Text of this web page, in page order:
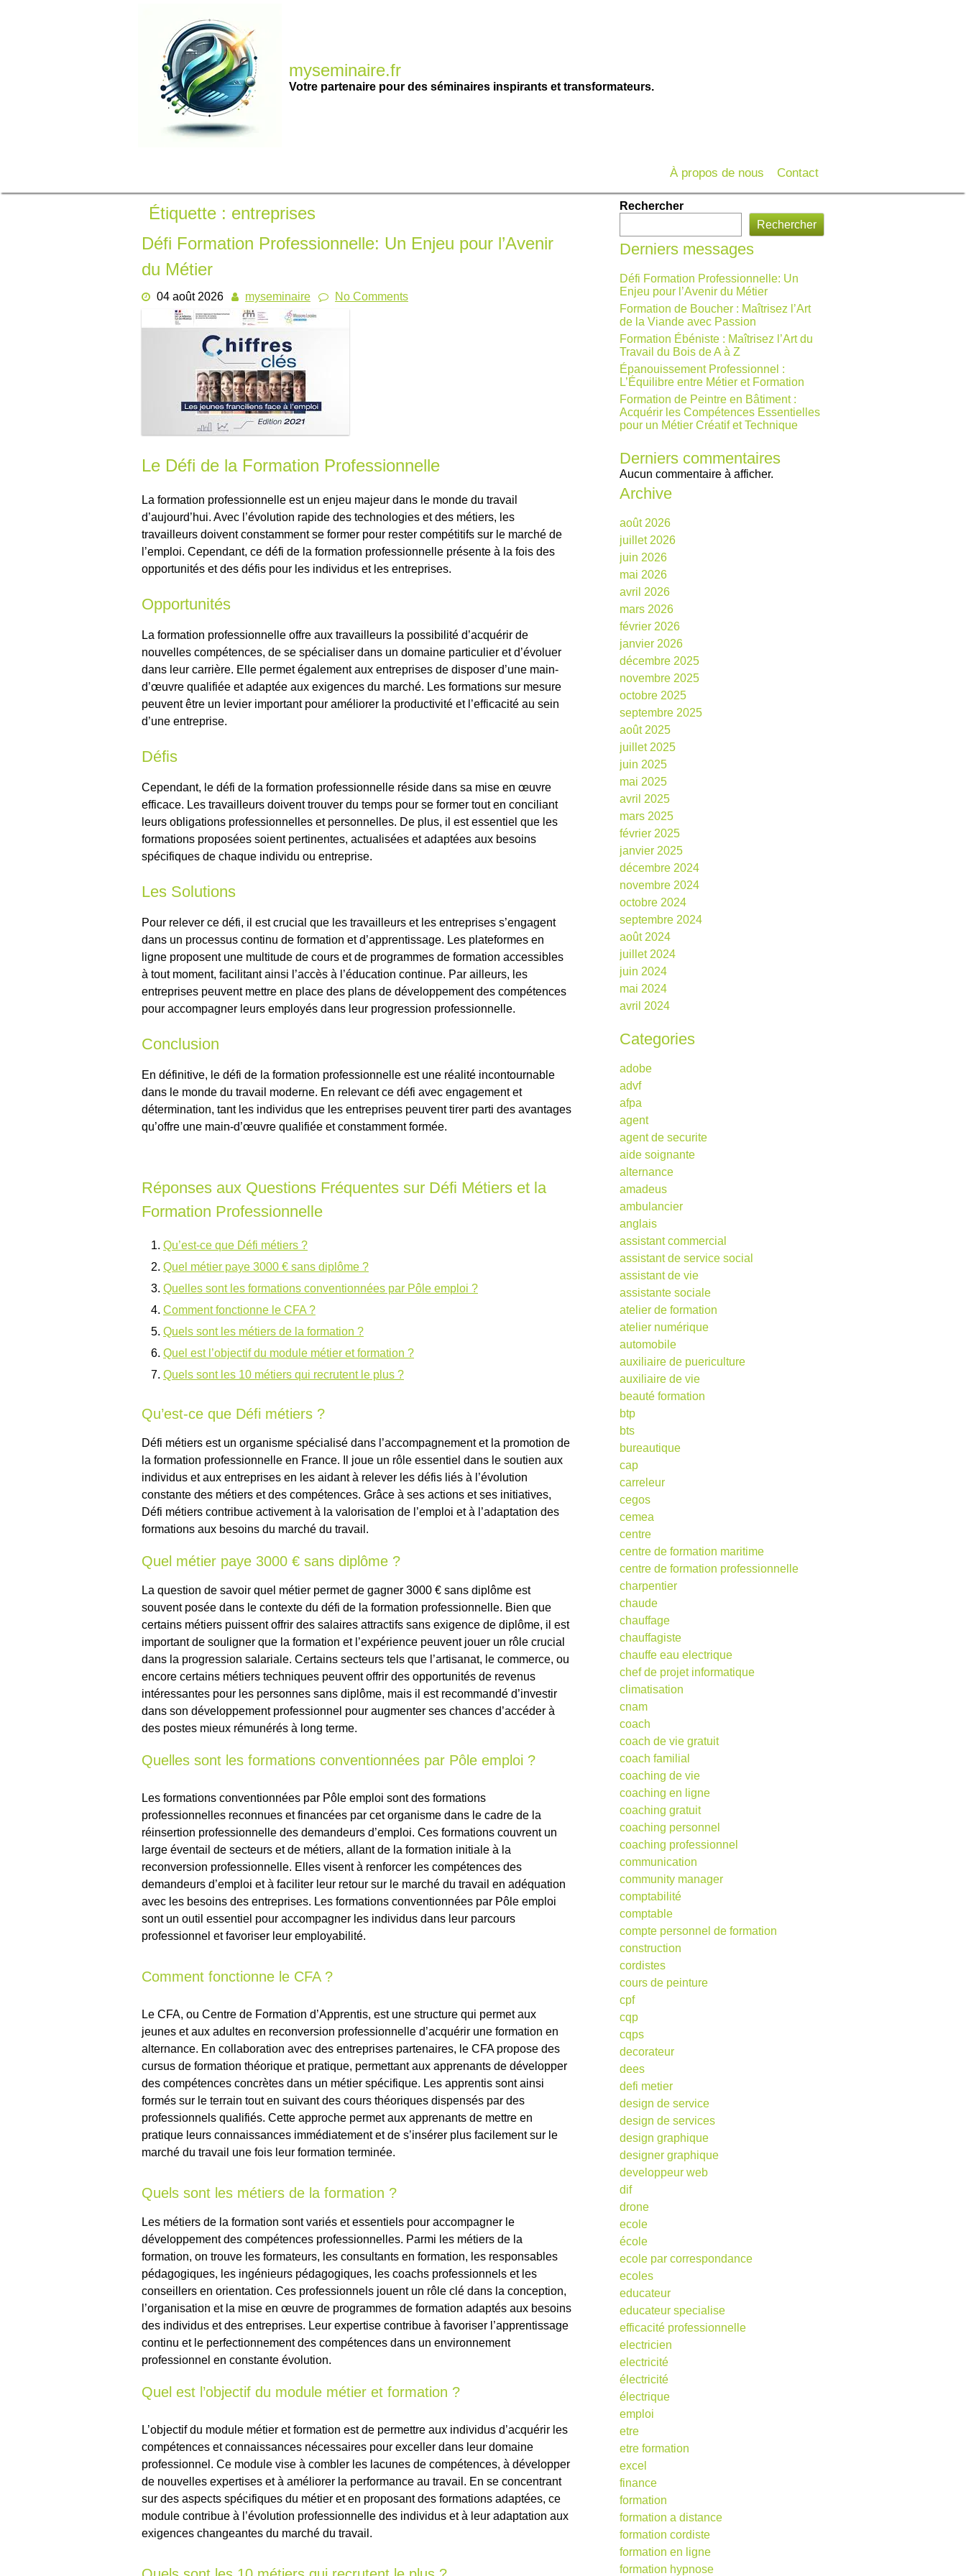
myseminaire.fr
Votre partenaire pour des séminaires inspirants et transformateurs.
À propos de nous Contact
Étiquette : entreprises
Défi Formation Professionnelle: Un Enjeu pour l’Avenir
du Métier
04 août 2026 myseminaire No Comments
Le Défi de la Formation Professionnelle
La formation professionnelle est un enjeu majeur dans le monde du travail
d’aujourd’hui. Avec l’évolution rapide des technologies et des métiers, les
travailleurs doivent constamment se former pour rester compétitifs sur le marché de
l’emploi. Cependant, ce défi de la formation professionnelle présente à la fois des
opportunités et des défis pour les individus et les entreprises.
Opportunités
La formation professionnelle offre aux travailleurs la possibilité d’acquérir de
nouvelles compétences, de se spécialiser dans un domaine particulier et d’évoluer
dans leur carrière. Elle permet également aux entreprises de disposer d’une main-
d’œuvre qualifiée et adaptée aux exigences du marché. Les formations sur mesure
peuvent être un levier important pour améliorer la productivité et l’efficacité au sein
d’une entreprise.
Défis
Cependant, le défi de la formation professionnelle réside dans sa mise en œuvre
efficace. Les travailleurs doivent trouver du temps pour se former tout en conciliant
leurs obligations professionnelles et personnelles. De plus, il est essentiel que les
formations proposées soient pertinentes, actualisées et adaptées aux besoins
spécifiques de chaque individu ou entreprise.
Les Solutions
Pour relever ce défi, il est crucial que les travailleurs et les entreprises s’engagent
dans un processus continu de formation et d’apprentissage. Les plateformes en
ligne proposent une multitude de cours et de programmes de formation accessibles
à tout moment, facilitant ainsi l’accès à l’éducation continue. Par ailleurs, les
entreprises peuvent mettre en place des plans de développement des compétences
pour accompagner leurs employés dans leur progression professionnelle.
Conclusion
En définitive, le défi de la formation professionnelle est une réalité incontournable
dans le monde du travail moderne. En relevant ce défi avec engagement et
détermination, tant les individus que les entreprises peuvent tirer parti des avantages
qu’offre une main-d’œuvre qualifiée et constamment formée.
Réponses aux Questions Fréquentes sur Défi Métiers et la
Formation Professionnelle
Qu’est-ce que Défi métiers ?
Quel métier paye 3000 € sans diplôme ?
Quelles sont les formations conventionnées par Pôle emploi ?
Comment fonctionne le CFA ?
Quels sont les métiers de la formation ?
Quel est l’objectif du module métier et formation ?
Quels sont les 10 métiers qui recrutent le plus ?
Qu’est-ce que Défi métiers ?
Défi métiers est un organisme spécialisé dans l’accompagnement et la promotion de
la formation professionnelle en France. Il joue un rôle essentiel dans le soutien aux
individus et aux entreprises en les aidant à relever les défis liés à l’évolution
constante des métiers et des compétences. Grâce à ses actions et ses initiatives,
Défi métiers contribue activement à la valorisation de l’emploi et à l’adaptation des
formations aux besoins du marché du travail.
Quel métier paye 3000 € sans diplôme ?
La question de savoir quel métier permet de gagner 3000 € sans diplôme est
souvent posée dans le contexte du défi de la formation professionnelle. Bien que
certains métiers puissent offrir des salaires attractifs sans exigence de diplôme, il est
important de souligner que la formation et l’expérience peuvent jouer un rôle crucial
dans la progression salariale. Certains secteurs tels que l’artisanat, le commerce, ou
encore certains métiers techniques peuvent offrir des opportunités de revenus
intéressantes pour les personnes sans diplôme, mais il est recommandé d’investir
dans son développement professionnel pour augmenter ses chances d’accéder à
des postes mieux rémunérés à long terme.
Quelles sont les formations conventionnées par Pôle emploi ?
Les formations conventionnées par Pôle emploi sont des formations
professionnelles reconnues et financées par cet organisme dans le cadre de la
réinsertion professionnelle des demandeurs d’emploi. Ces formations couvrent un
large éventail de secteurs et de métiers, allant de la formation initiale à la
reconversion professionnelle. Elles visent à renforcer les compétences des
demandeurs d’emploi et à faciliter leur retour sur le marché du travail en adéquation
avec les besoins des entreprises. Les formations conventionnées par Pôle emploi
sont un outil essentiel pour accompagner les individus dans leur parcours
professionnel et favoriser leur employabilité.
Comment fonctionne le CFA ?
Le CFA, ou Centre de Formation d’Apprentis, est une structure qui permet aux
jeunes et aux adultes en reconversion professionnelle d’acquérir une formation en
alternance. En collaboration avec des entreprises partenaires, le CFA propose des
cursus de formation théorique et pratique, permettant aux apprenants de développer
des compétences concrètes dans un métier spécifique. Les apprentis sont ainsi
formés sur le terrain tout en suivant des cours théoriques dispensés par des
professionnels qualifiés. Cette approche permet aux apprenants de mettre en
pratique leurs connaissances immédiatement et de s’insérer plus facilement sur le
marché du travail une fois leur formation terminée.
Quels sont les métiers de la formation ?
Les métiers de la formation sont variés et essentiels pour accompagner le
développement des compétences professionnelles. Parmi les métiers de la
formation, on trouve les formateurs, les consultants en formation, les responsables
pédagogiques, les ingénieurs pédagogiques, les coachs professionnels et les
conseillers en orientation. Ces professionnels jouent un rôle clé dans la conception,
l’organisation et la mise en œuvre de programmes de formation adaptés aux besoins
des individus et des entreprises. Leur expertise contribue à favoriser l’apprentissage
continu et le perfectionnement des compétences dans un environnement
professionnel en constante évolution.
Quel est l’objectif du module métier et formation ?
L’objectif du module métier et formation est de permettre aux individus d’acquérir les
compétences et connaissances nécessaires pour exceller dans leur domaine
professionnel. Ce module vise à combler les lacunes de compétences, à développer
de nouvelles expertises et à améliorer la performance au travail. En se concentrant
sur des aspects spécifiques du métier et en proposant des formations adaptées, ce
module contribue à l’évolution professionnelle des individus et à leur adaptation aux
exigences changeantes du marché du travail.
Rechercher
Rechercher
Derniers messages
Défi Formation Professionnelle: Un
Enjeu pour l’Avenir du Métier
Formation de Boucher : Maîtrisez l’Art
de la Viande avec Passion
Formation Ébéniste : Maîtrisez l’Art du
Travail du Bois de A à Z
Épanouissement Professionnel :
L’Équilibre entre Métier et Formation
Formation de Peintre en Bâtiment :
Acquérir les Compétences Essentielles
pour un Métier Créatif et Technique
Derniers commentaires
Aucun commentaire à afficher.
Archive
août 2026
juillet 2026
juin 2026
mai 2026
avril 2026
mars 2026
février 2026
janvier 2026
décembre 2025
novembre 2025
octobre 2025
septembre 2025
août 2025
juillet 2025
juin 2025
mai 2025
avril 2025
mars 2025
février 2025
janvier 2025
décembre 2024
novembre 2024
octobre 2024
septembre 2024
août 2024
juillet 2024
juin 2024
mai 2024
avril 2024
Categories
adobe
advf
afpa
agent
agent de securite
aide soignante
alternance
amadeus
ambulancier
anglais
assistant commercial
assistant de service social
assistant de vie
assistante sociale
atelier de formation
atelier numérique
automobile
auxiliaire de puericulture
auxiliaire de vie
beauté formation
btp
bts
bureautique
cap
carreleur
cegos
cemea
centre
centre de formation maritime
centre de formation professionnelle
charpentier
chaude
chauffage
chauffagiste
chauffe eau electrique
chef de projet informatique
climatisation
cnam
coach
coach de vie gratuit
coach familial
coaching de vie
coaching en ligne
coaching gratuit
coaching personnel
coaching professionnel
communication
community manager
comptabilité
comptable
compte personnel de formation
construction
cordistes
cours de peinture
cpf
cqp
cqps
decorateur
dees
defi metier
design de service
design de services
design graphique
designer graphique
developpeur web
dif
drone
ecole
école
ecole par correspondance
ecoles
educateur
educateur specialise
efficacité professionnelle
electricien
electricité
électricité
électrique
emploi
etre
etre formation
excel
finance
formation
formation a distance
formation cordiste
formation en ligne
formation hypnose